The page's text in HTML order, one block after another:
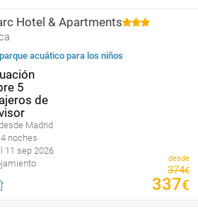
Hotel & Apartments
acuático para los niños
Madrid
noches
11 sep 2026
desde
374€
337€